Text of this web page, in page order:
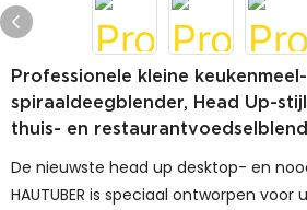
Professionele kleine keukenmeel-
spiraaldeegblender, Head Up-
thuis- en
De nieuwste head up desktop- en
HAUTUBER is speciaal ontworpen